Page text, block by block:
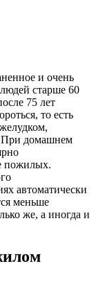
и очень
старше 60
75 лет
то есть
При домашнем
пожилых.
автоматически
меньше
же, а иногда и